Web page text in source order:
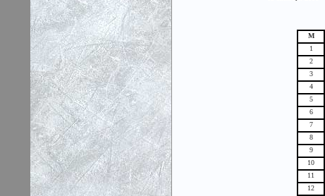
М
1
2
3
4
5
6
7
8
9
10
11
12